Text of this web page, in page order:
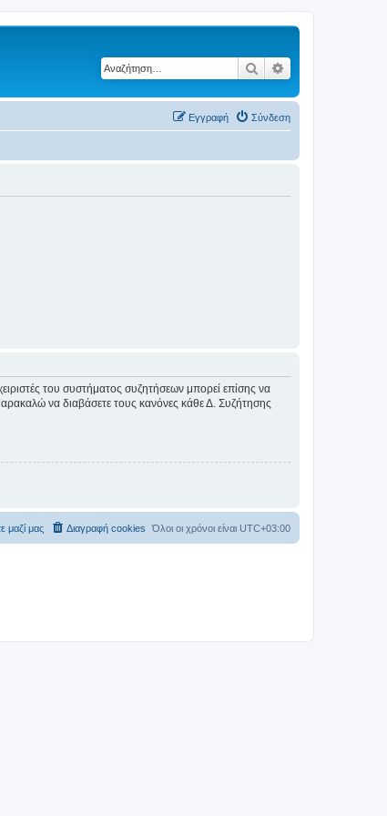
Αναζήτηση
Σύνδεση
Εγγραφή
του συστήματος συζητήσεων μπορεί επίσης να
να διαβάσετε τους κανόνες κάθε Δ. Συζήτησης
Όλοι οι χρόνοι είναι UTC+03:00
Διαγραφή cookies
μαζί μας